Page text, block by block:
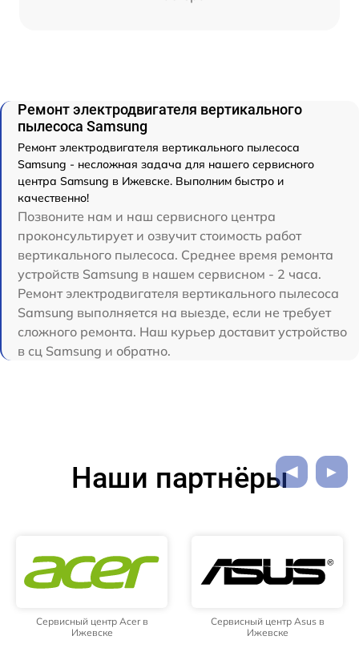
Ремонт электродвигателя вертикального
пылесоса Samsung
Ремонт электродвигателя вертикального пылесоса
Samsung - несложная задача для нашего сервисного
центра Samsung в Ижевске. Выполним быстро и
качественно!
Позвоните нам и наш сервисного центра
проконсультирует и озвучит стоимость работ
вертикального пылесоса. Среднее время ремонта
устройств Samsung в нашем сервисном - 2 часа.
Ремонт электродвигателя вертикального пылесоса
Samsung выполняется на выезде, если не требует
сложного ремонта. Наш курьер доставит устройство
в сц Samsung и обратно.
Наши партнёры
Сервисный центр Acer в
Ижевске
Сервисный центр Asus в
Ижевске